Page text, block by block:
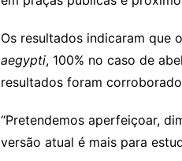
Os resultados indicaram
aegypti, 100% no caso de
resultados foram
“Pretendemos aperfeiçoar,
versão atual é mais para